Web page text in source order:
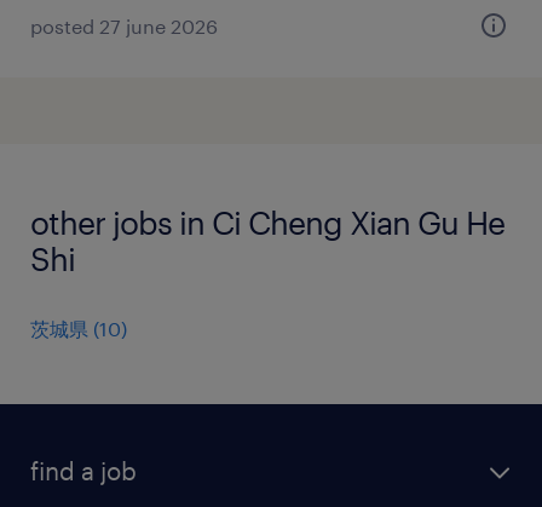
posted 27 june 2026
other jobs in Ci Cheng Xian Gu He
Shi
茨城県 (10)
find a job